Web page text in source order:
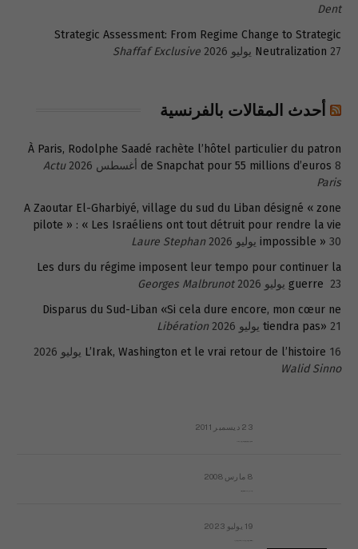
Dent
Strategic Assessment: From Regime Change to Strategic
Neutralization 27 يوليو 2026 Shaffaf Exclusive
أحدث المقالات بالفرنسية
À Paris, Rodolphe Saadé rachète l’hôtel particulier du patron
de Snapchat pour 55 millions d’euros 8 أغسطس 2026
Actu
Paris
A Zaoutar El-Gharbiyé, village du sud du Liban désigné « zone
pilote » : « Les Israéliens ont tout détruit pour rendre la vie
impossible » 30 يوليو 2026
Laure Stephan
Les durs du régime imposent leur tempo pour continuer la
guerre 23 يوليو 2026
Georges Malbrunot
Disparus du Sud-Liban «Si cela dure encore, mon cœur ne
tiendra pas» 21 يوليو 2026
Libération
L’Irak, Washington et le vrai retour de l’histoire 16 يوليو 2026
Walid Sinno
23 ديسمبر 2011
8 مارس 2008
19 يوليو 2023